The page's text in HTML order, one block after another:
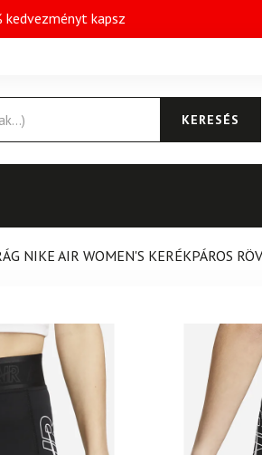
kedvezményt kapsz
KERESÉS
NIKE AIR WOMEN'S KERÉKPÁROS